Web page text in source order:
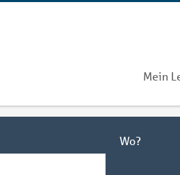
Mein
Wo?